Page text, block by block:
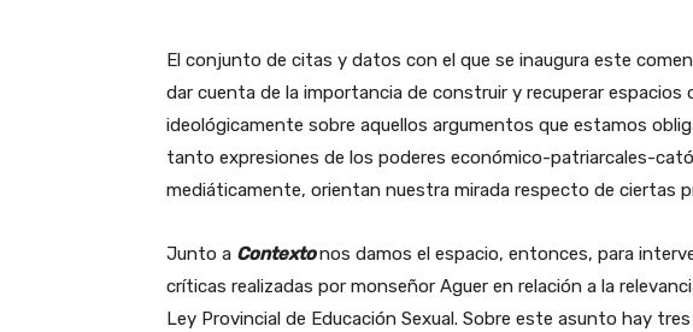
El conjunto de citas y datos con el que se inaugura este
dar cuenta de la importancia de construir y recuperar espacios
ideológicamente sobre aquellos argumentos que estamos
tanto expresiones de los poderes económico-patriarcales-
mediáticamente, orientan nuestra mirada respecto de ciertas
Junto a Contextonos damos el espacio, entonces, para
críticas realizadas por monseñor Aguer en relación a la
Ley Provincial de Educación Sexual. Sobre este asunto hay